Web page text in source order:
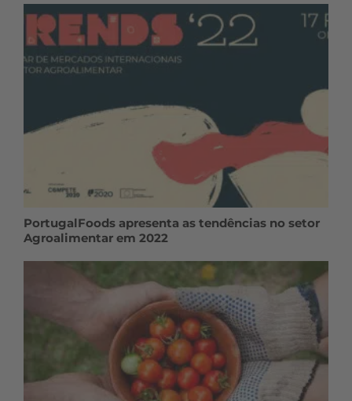
PortugalFoods apresenta as tendências no setor
Agroalimentar em 2022